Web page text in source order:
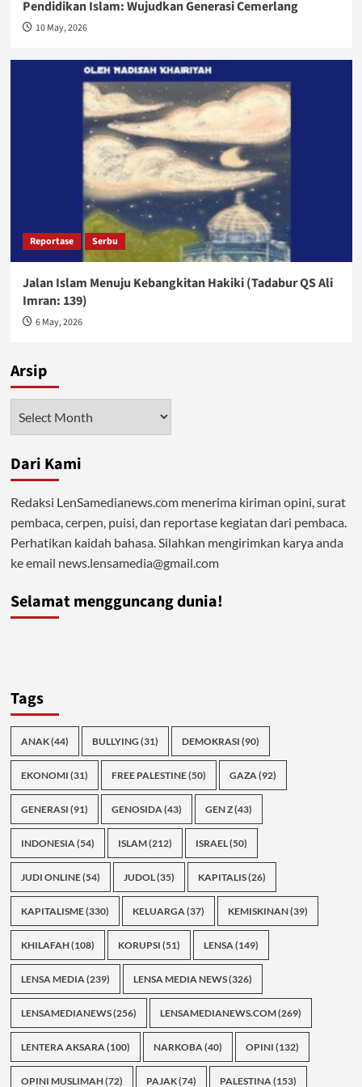
Pendidikan Islam: Wujudkan Generasi Cemerlang
10 May, 2026
Reportase Serbu
Jalan Islam Menuju Kebangkitan Hakiki (Tadabur QS Ali
Imran: 139)
6 May, 2026
Arsip
Dari Kami
Redaksi LenSamedianews.com menerima kiriman opini, surat
pembaca, cerpen, puisi, dan reportase kegiatan dari pembaca.
Perhatikan kaidah bahasa. Silahkan mengirimkan karya anda
ke email news.lensamedia@gmail.com
Selamat mengguncang dunia!
Tags
ANAK(44) BULLYING (31) DEMOKRASI (90)
EKONOMI (31) FREE PALESTINE(50) GAZA(92)
GENERASI (91) GENOSIDA(43) GEN Z(43)
INDONESIA(54) ISLAM(212) ISRAEL(50)
JUDI ONLINE(54) JUDOL(35) KAPITALIS(26)
KAPITALISME(330) KELUARGA(37) KEMISKINAN(39)
KHILAFAH(108) KORUPSI (51) LENSA(149)
LENSA MEDIA(239) LENSA MEDIA NEWS(326)
LENSAMEDIANEWS(256) LENSAMEDIANEWS.COM(269)
LENTERA AKSARA(100) NARKOBA(40) OPINI (132)
OPINI MUSLIMAH(72) PAJAK(74) PALESTINA(153)